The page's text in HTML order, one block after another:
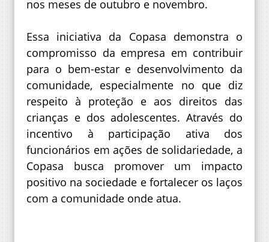
nos meses de outubro e novembro.
Essa iniciativa da Copasa demonstra o
compromisso da empresa em contribuir
para o bem-estar e desenvolvimento da
comunidade, especialmente no que diz
respeito à proteção e aos direitos das
crianças e dos adolescentes. Através do
incentivo à participação ativa dos
funcionários em ações de solidariedade, a
Copasa busca promover um impacto
positivo na sociedade e fortalecer os laços
com a comunidade onde atua.